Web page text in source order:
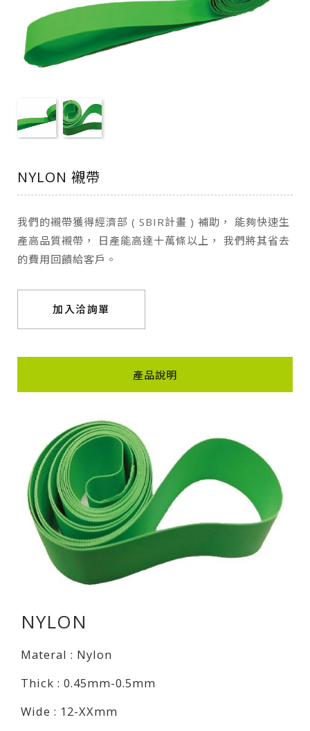
NYLON 襯帶
我們的襯帶獲得經濟部 ( SBIR計畫 ) 補助， 能夠快速生
產高品質襯帶， 日產能高達十萬條以上， 我們將其省去
的費用回饋給客戶。
加入洽詢單
產品說明
NYLON
Materal : Nylon
Thick : 0.45mm-0.5mm
Wide : 12-XXmm